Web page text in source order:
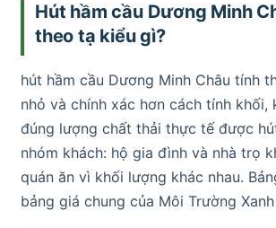
Hút hầm cầu Dương Minh
theo tạ kiểu gì?
hút hầm cầu Dương Minh Châu tính
nhỏ và chính xác hơn cách tính khối,
đúng lượng chất thải thực tế được
nhóm khách: hộ gia đình và nhà trọ
quán ăn vì khối lượng khác nhau.
bảng giá chung của Môi Trường